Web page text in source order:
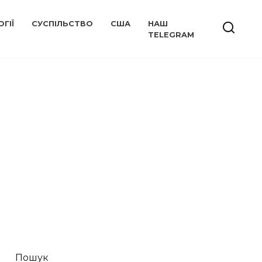
СУСПІЛЬСТВО США
НАШ
TELEGRAM
Пошук